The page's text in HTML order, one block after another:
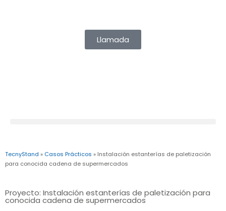
Llamada
TecnyStand » Casos Prácticos » Instalación estanterías de paletización
para conocida cadena de supermercados
Proyecto: Instalación estanterías de paletización para
conocida cadena de supermercados